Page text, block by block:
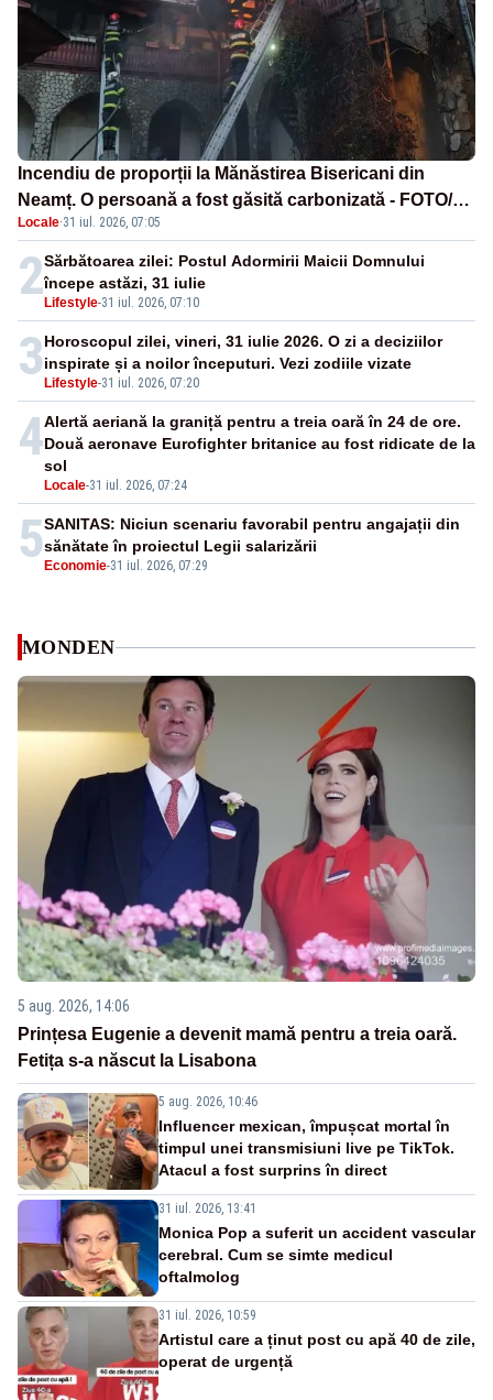
Incendiu de proporții la Mănăstirea Bisericani din
Neamț. O persoană a fost găsită carbonizată - FOTO/
VIDEO
Locale·31 iul. 2026, 07:05
2 Lifestyle-31 iul. 2026, 07:10
Sărbătoarea zilei: Postul Adormirii Maicii Domnului
începe astăzi, 31 iulie
3 Lifestyle-31 iul. 2026, 07:20
Horoscopul zilei, vineri, 31 iulie 2026. O zi a deciziilor
inspirate și a noilor începuturi. Vezi zodiile vizate
4
Locale-31 iul. 2026, 07:24
Alertă aeriană la graniță pentru a treia oară în 24 de ore.
Două aeronave Eurofighter britanice au fost ridicate de la
sol
5 Economie-31 iul. 2026, 07:29
SANITAS: Niciun scenariu favorabil pentru angajații din
sănătate în proiectul Legii salarizării
MONDEN
5 aug. 2026, 14:06
Prințesa Eugenie a devenit mamă pentru a treia oară.
Fetița s-a născut la Lisabona
5 aug. 2026, 10:46
Influencer mexican, împușcat mortal în
timpul unei transmisiuni live pe TikTok.
Atacul a fost surprins în direct
31 iul. 2026, 13:41
Monica Pop a suferit un accident vascular
cerebral. Cum se simte medicul
oftalmolog
31 iul. 2026, 10:59
Artistul care a ținut post cu apă 40 de zile,
operat de urgență